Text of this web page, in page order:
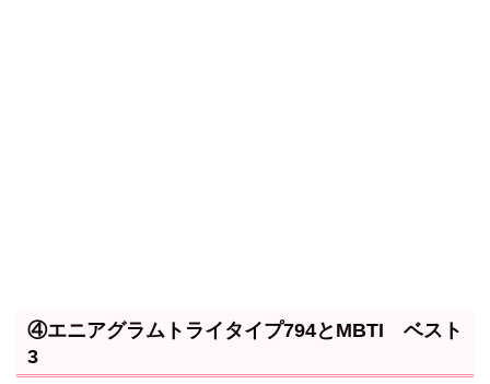
④エニアグラムトライタイプ794とMBTI ベスト
3